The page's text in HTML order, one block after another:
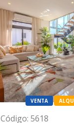
VENTA
Código: 5618